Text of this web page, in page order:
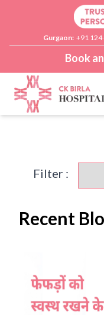
Gurgaon: +91 124
Book
Filter :
Recent